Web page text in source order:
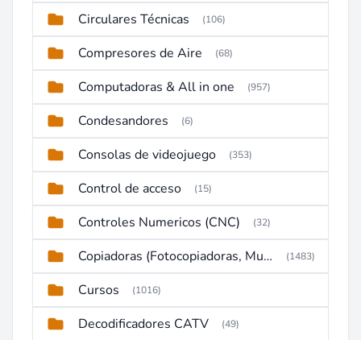
Circulares Técnicas (106)
Compresores de Aire (68)
Computadoras & All in one (957)
Condesandores (6)
Consolas de videojuego (353)
Control de acceso (15)
Controles Numericos (CNC) (32)
Copiadoras (Fotocopiadoras, Multifunctions, Ploter, etc) (1483)
Cursos (1016)
Decodificadores CATV (49)